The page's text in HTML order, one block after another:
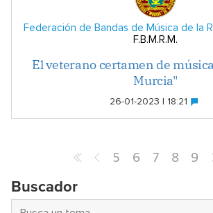
Federación de Bandas de Música de la
F.B.M.R.M.
El veterano certamen de
Murcia"
26-01-2023 | 18:21
5 6 7 8 9
Buscador